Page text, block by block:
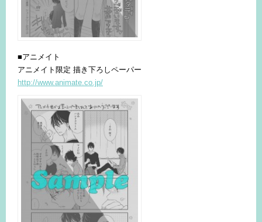
■アニメイト
アニメイト限定 描き下ろしペーパー
http://www.animate.co.jp/